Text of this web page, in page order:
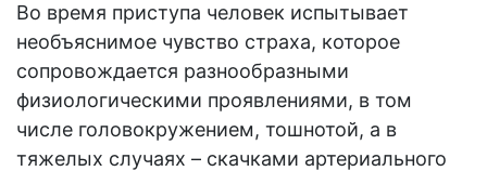
Во время приступа человек испытывает
необъяснимое чувство страха, которое
сопровождается разнообразными
физиологическими проявлениями, в том
числе головокружением, тошнотой, а в
тяжелых случаях – скачками артериального